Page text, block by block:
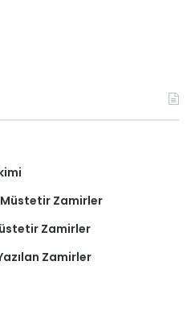
Zamirler
Zamirler
Yazılan Zamirler